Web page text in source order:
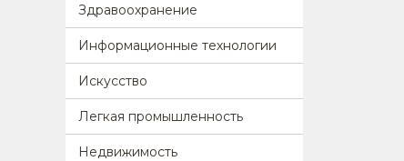
Здравоохранение
Информационные технологии
Искусство
Легкая промышленность
Недвижимость